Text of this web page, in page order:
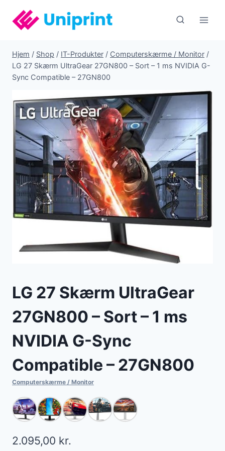
indhold
Hjem / Shop / IT-Produkter / Computerskærme / Monitor /
LG 27 Skærm UltraGear 27GN800 – Sort – 1 ms NVIDIA G-
Sync Compatible – 27GN800
LG 27 Skærm UltraGear
27GN800 – Sort – 1 ms
NVIDIA G-Sync
Compatible – 27GN800
Computerskærme / Monitor
2.095,00 kr.